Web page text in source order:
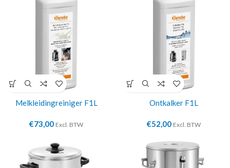
Melkleidingreiniger F1L
€73,00 Excl. BTW
Ontkalker F1L
€52,00 Excl. BTW